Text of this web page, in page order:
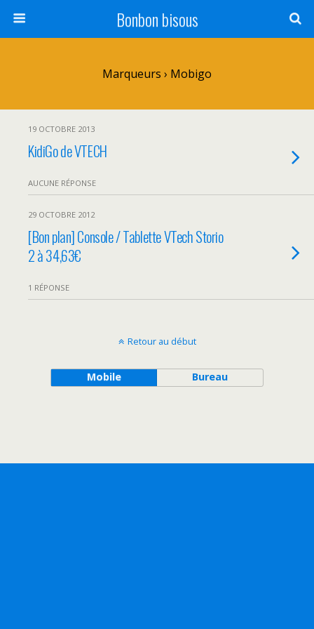
Bonbon bisous
Marqueurs › Mobigo
19 OCTOBRE 2013
KidiGo de VTECH
AUCUNE RÉPONSE
29 OCTOBRE 2012
[Bon plan] Console / Tablette VTech Storio
2 à 34,63€
1 RÉPONSE
Retour au début
Mobile Bureau